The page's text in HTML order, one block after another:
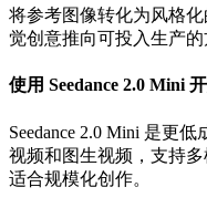
将参考图像转化为风格
觉创意推向可投入生产的
使用 Seedance 2.0 Mini
Seedance 2.0 Mini 是更
视频和图生视频，支持
适合规模化创作。